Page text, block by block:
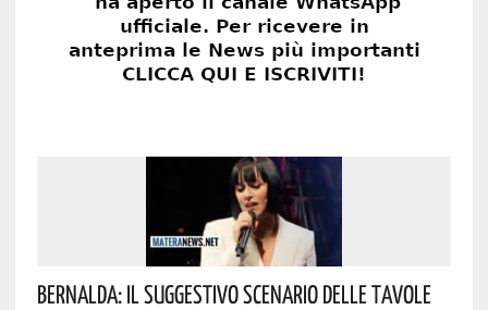
Bernalda: Il Suggestivo Scenario Delle Tavole